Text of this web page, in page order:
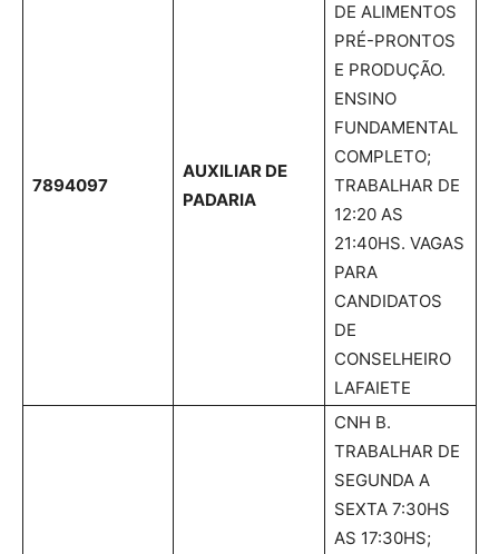
7894097
AUXILIAR DE
PADARIA
DE ALIMENTOS
PRÉ-PRONTOS
E PRODUÇÃO.
ENSINO
FUNDAMENTAL
COMPLETO;
TRABALHAR DE
12:20 AS
21:40HS. VAGAS
PARA
CANDIDATOS
DE
CONSELHEIRO
LAFAIETE
CNH B.
TRABALHAR DE
SEGUNDA A
SEXTA 7:30HS
AS 17:30HS;